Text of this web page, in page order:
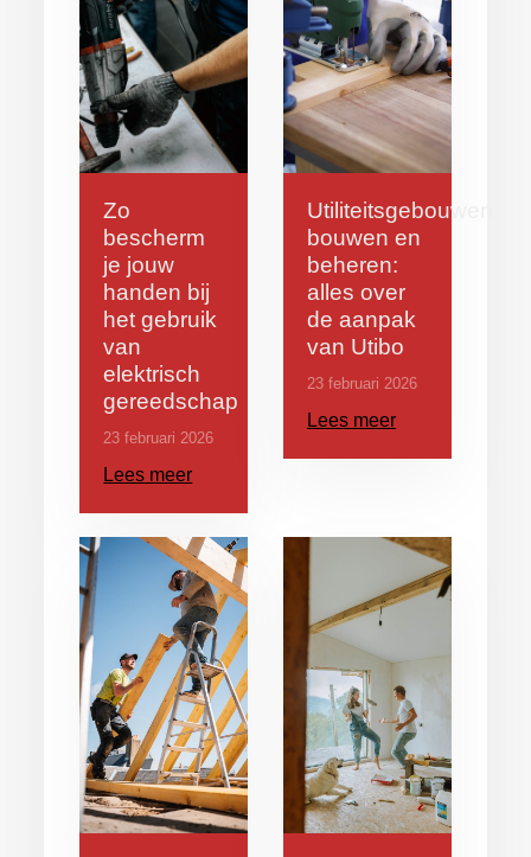
Zo
bescherm
je jouw
handen bij
het gebruik
van
elektrisch
gereedschap
23 februari 2026
Lees meer
Utiliteitsgebouwen
bouwen en
beheren:
alles over
de aanpak
van Utibo
23 februari 2026
Lees meer